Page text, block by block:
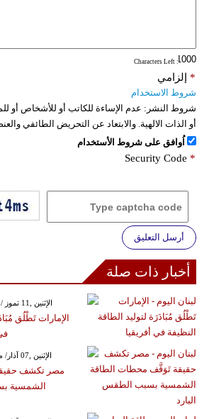
: Characters Left
إلزامي *
شروط الاستخدام
شروط النشر: عدم الإساءة للكاتب أو للأشخاص أو
أو الذات الالهية. والابتعاد عن التحريض الطائفي
اُوافق على شروط الأستخدام
Security Code *
أرسل التعليق
أخبار ذات صلة
GMT 22:13 2022 الإثنين ,11 تموز / يوليو
الإمارات تَطْلُق
GMT 22:10 2022 الإثنين ,07 آذار/ مارس
مصر تكشف
الشمسية